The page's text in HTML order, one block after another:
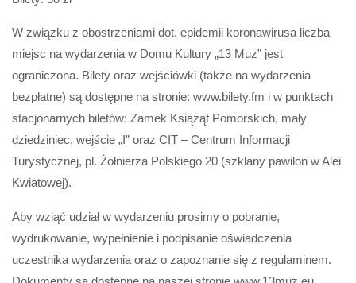
W związku z obostrzeniami dot. epidemii koronawirusa liczba
miejsc na wydarzenia w Domu Kultury „13 Muz” jest
ograniczona. Bilety oraz wejściówki (także na wydarzenia
bezpłatne) są dostępne na stronie: www.bilety.fm i w punktach
stacjonarnych biletów: Zamek Książąt Pomorskich, mały
dziedziniec, wejście „I” oraz CIT – Centrum Informacji
Turystycznej, pl. Żołnierza Polskiego 20 (szklany pawilon w Alei
Kwiatowej).
Aby wziąć udział w wydarzeniu prosimy o pobranie,
wydrukowanie, wypełnienie i podpisanie oświadczenia
uczestnika wydarzenia oraz o zapoznanie się z regulaminem.